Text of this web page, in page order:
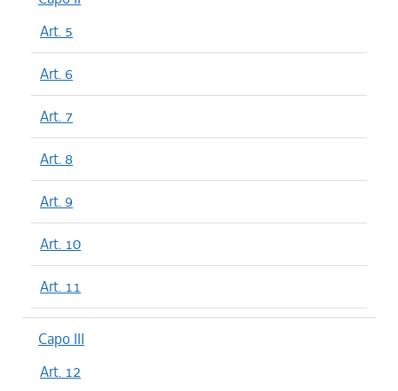
Art. 5
Art. 6
Art. 7
Art. 8
Art. 9
Art. 10
Art. 11
Capo III
Art. 12